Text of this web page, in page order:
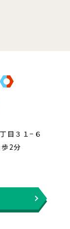
目３１−６
2分